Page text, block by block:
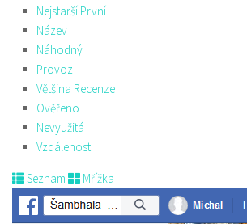
Nejstarší První
Název
Náhodný
Provoz
Většina Recenze
Ověřeno
Nevyužitá
Vzdálenost
Seznam Mřížka